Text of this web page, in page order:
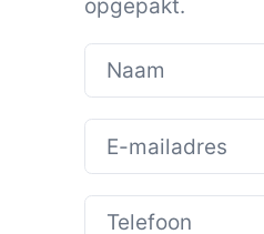
opgepakt.